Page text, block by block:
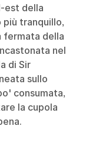
est della
più tranquillo,
fermata della
nel
di Sir
sullo
consumata,
la cupola